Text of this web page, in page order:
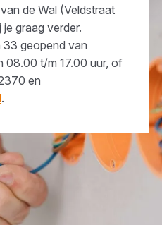
de Wal (Veldstraat
graag verder.
33 geopend van
08.00 t/m 17.00 uur, of
en
.